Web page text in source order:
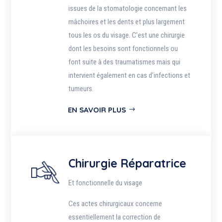
issues de la stomatologie concernant les
mâchoires et les dents et plus largement
tous les os du visage. C’est une chirurgie
dont les besoins sont fonctionnels ou
font suite à des traumatismes mais qui
intervient également en cas d’infections et
tumeurs.
EN SAVOIR PLUS
Chirurgie Réparatrice
Et fonctionnelle du visage
Ces actes chirurgicaux concerne
essentiellement la correction de